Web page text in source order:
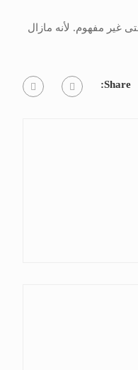
غير مفهوم. لأنه مازال
Share: